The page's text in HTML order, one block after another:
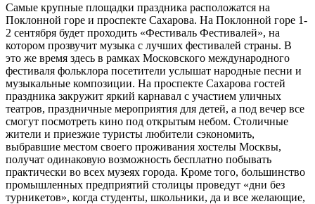
Самые крупные площадки праздника расположатся на
Поклонной горе и проспекте Сахарова. На Поклонной горе 1-
2 сентября будет проходить «Фестиваль Фестивалей», на
котором прозвучит музыка с лучших фестивалей страны. В
это же время здесь в рамках Московского международного
фестиваля фольклора посетители услышат народные песни и
музыкальные композиции. На проспекте Сахарова гостей
праздника закружит яркий карнавал с участием уличных
театров, праздничные мероприятия для детей, а под вечер все
смогут посмотреть кино под открытым небом. Столичные
жители и приезжие туристы любители сэкономить,
выбравшие местом своего проживания хостелы Москвы,
получат одинаковую возможность бесплатно побывать
практически во всех музеях города. Кроме того, большинство
промышленных предприятий столицы проведут «дни без
турникетов», когда студенты, школьники, да и все желающие,